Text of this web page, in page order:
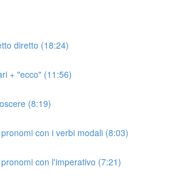
diretto (18:24)
+ "ecco" (11:56)
(8:19)
con i verbi modali (8:03)
con l'imperativo (7:21)